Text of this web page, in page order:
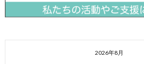
2026年8月